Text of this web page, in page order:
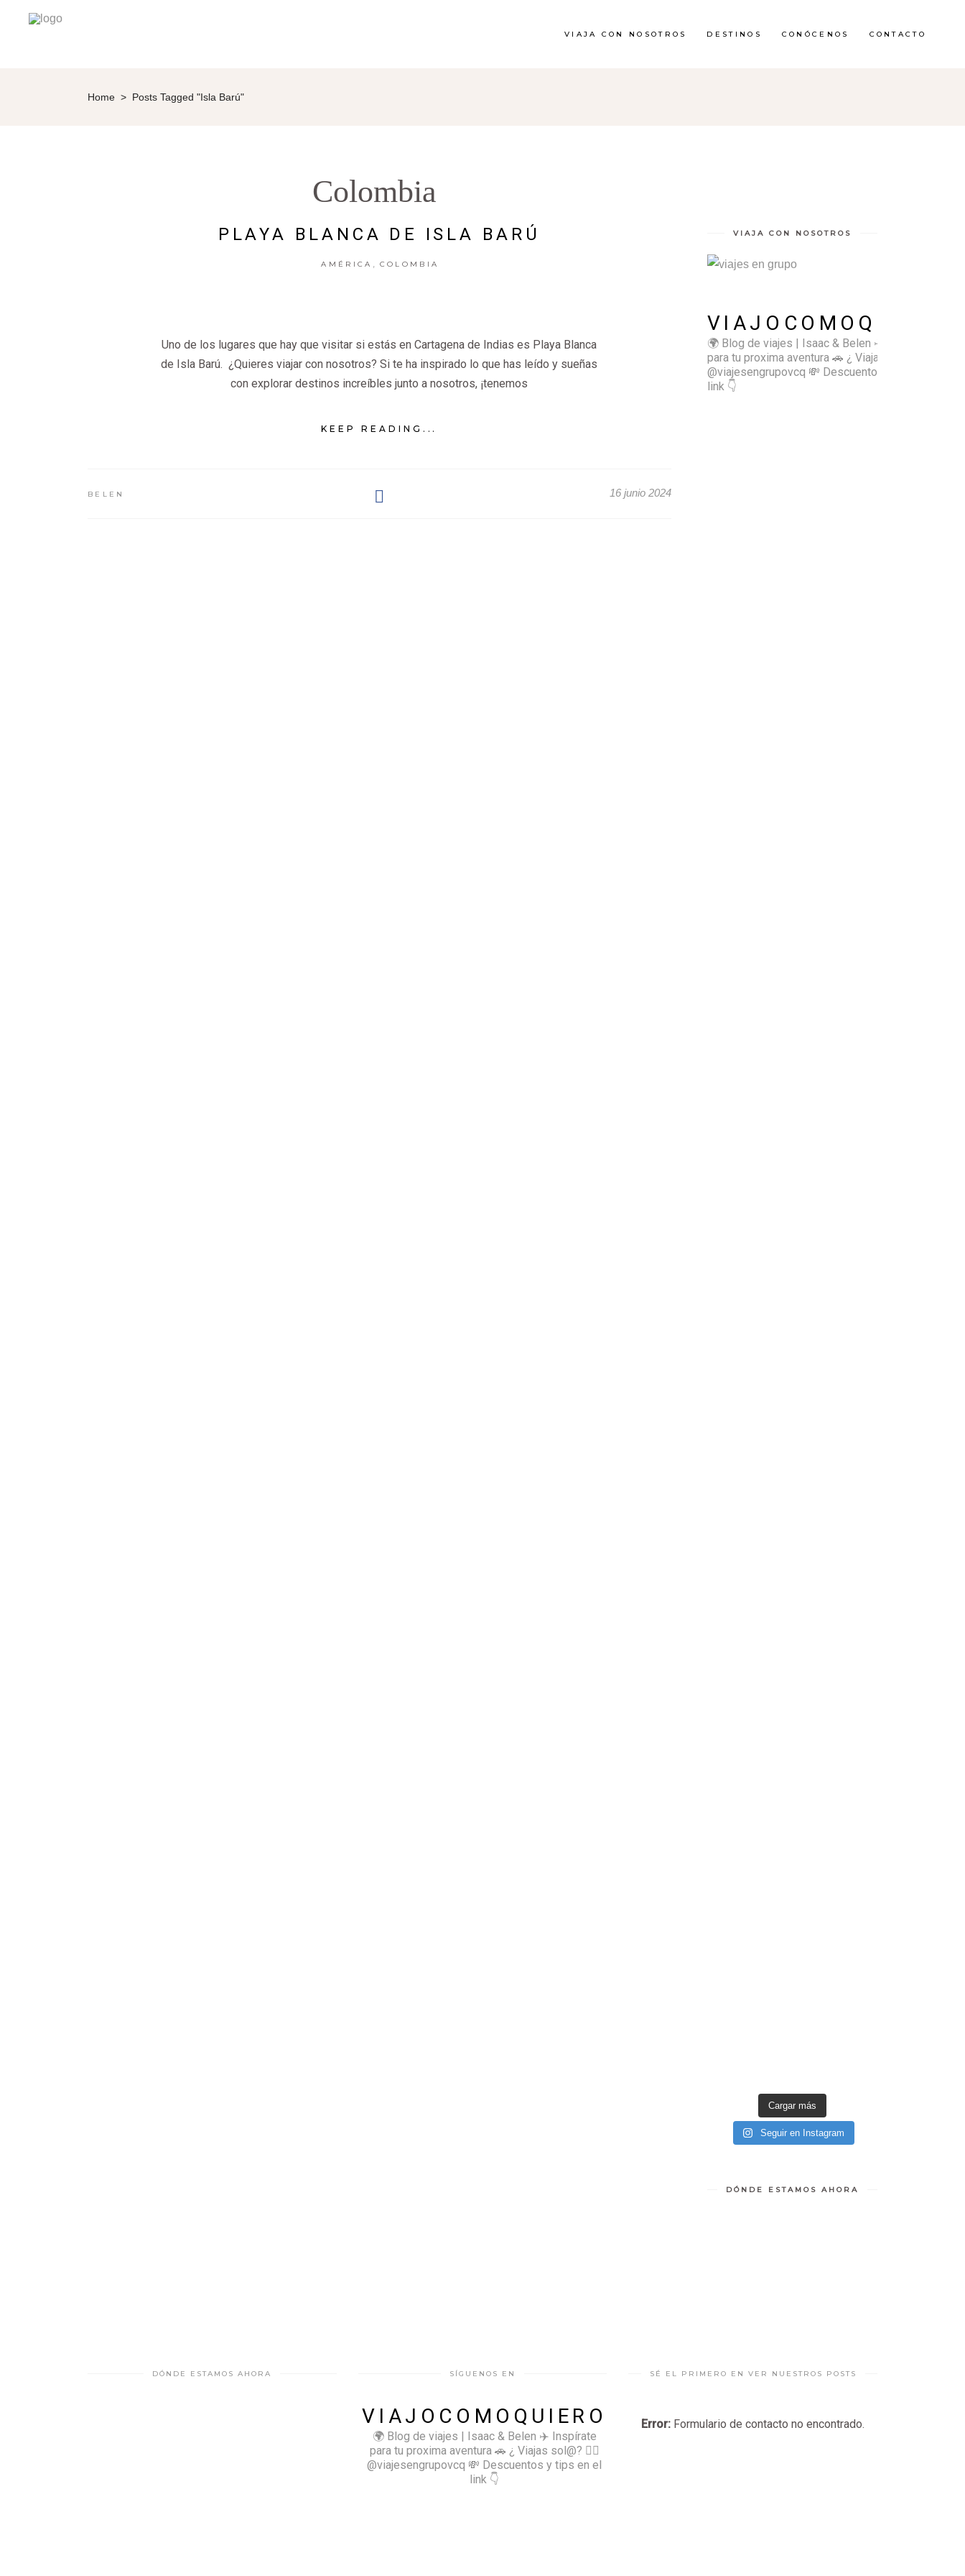
VIAJA CON NOSOTROS DESTINOS CONÓCENOS CONTACTO
Home > Posts Tagged "Isla Barú"
Colombia
PLAYA BLANCA DE ISLA BARÚ
AMÉRICA COLOMBIA
Uno de los lugares que hay que visitar si estás en Cartagena de Indias es Playa Blanca
de Isla Barú. ¿Quieres viajar con nosotros? Si te ha inspirado lo que has leído y sueñas
con explorar destinos increíbles junto a nosotros, ¡tenemos
KEEP READING...
BELEN 16 junio 2024
VIAJA CON NOSOTROS
VIAJOCOMOQUIERO
🌍 Blog de viajes | Isaac & Belen ✈️ Inspírate
para tu proxima aventura 🚗 ¿ Viajas sol@? 👉🏻
@viajesengrupovcq 💸 Descuentos y tips en el
link 👇
Cargar más
Seguir en Instagram
DÓNDE ESTAMOS AHORA
DÓNDE ESTAMOS AHORA SÍGUENOS EN
VIAJOCOMOQUIERO
🌍 Blog de viajes | Isaac & Belen ✈️ Inspírate
para tu proxima aventura 🚗 ¿ Viajas sol@? 👉🏻
@viajesengrupovcq 💸 Descuentos y tips en el
link 👇
SÉ EL PRIMERO EN VER NUESTROS POSTS
Error: Formulario de contacto no encontrado.